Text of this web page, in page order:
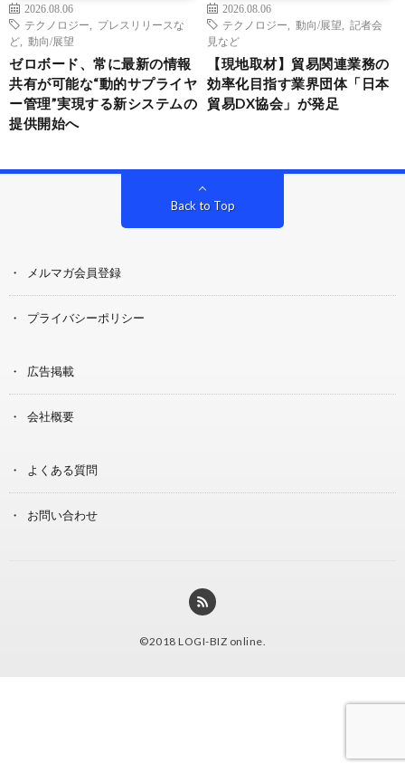
2026.08.06
テクノロジー
プレスリリースな
ど
動向/展望
ゼロボード、常に最新の情報
共有が可能な“動的サプライヤ
ー管理”実現する新システムの
提供開始へ
2026.08.06
テクノロジー
動向/展望
記者会
見など
【現地取材】貿易関連業務の
効率化目指す業界団体「日本
貿易DX協会」が発足
Back to Top
メルマガ会員登録
プライバシーポリシー
広告掲載
会社概要
よくある質問
お問い合わせ
©2018 LOGI-BIZ online